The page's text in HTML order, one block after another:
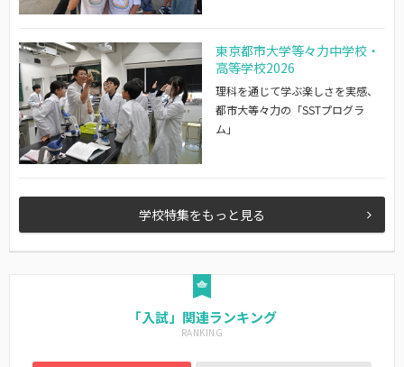
東京都市大学等々力中学校・
高等学校2026
理科を通じて学ぶ楽しさを実感、
都市大等々力の「SSTプログラ
ム」
学校特集をもっと見る
「入試」関連ランキング